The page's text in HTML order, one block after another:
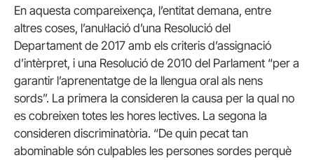
En aquesta compareixença, l’entitat demana, entre
altres coses, l’anul·lació d’una Resolució del
Departament de 2017 amb els criteris d’assignació
d’intèrpret, i una Resolució de 2010 del Parlament “per a
garantir l’aprenentatge de la llengua oral als nens
sords”. La primera la consideren la causa per la qual no
es cobreixen totes les hores lectives. La segona la
consideren discriminatòria. “De quin pecat tan
abominable són culpables les persones sordes perquè